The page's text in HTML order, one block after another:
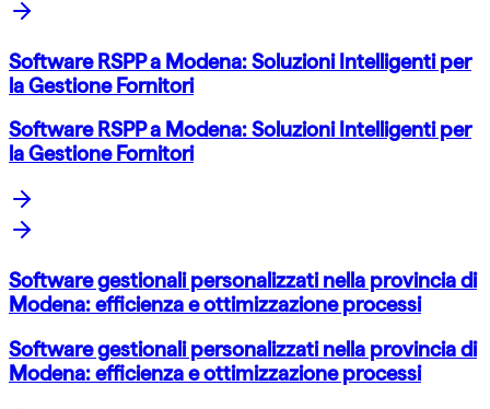
Software RSPP a Modena: Soluzioni Intelligenti per
la Gestione Fornitori
Software RSPP a Modena: Soluzioni Intelligenti per
la Gestione Fornitori
Software gestionali personalizzati nella provincia di
Modena: efficienza e ottimizzazione processi
Software gestionali personalizzati nella provincia di
Modena: efficienza e ottimizzazione processi